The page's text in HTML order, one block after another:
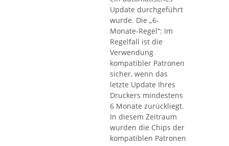
Update durchgeführt
wurde. Die „6-
Monate-Regel“: Im
Regelfall ist die
Verwendung
kompatibler Patronen
sicher, wenn das
letzte Update Ihres
Druckers mindestens
6 Monate zurückliegt.
In diesem Zeitraum
wurden die Chips der
kompatiblen Patronen